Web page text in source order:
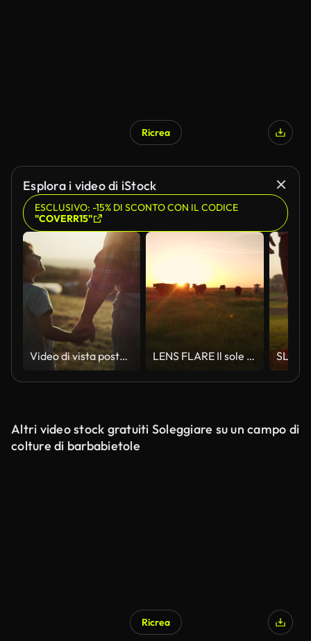
Generato da IA
Ricrea
Esplora i video di iStock
ESCLUSIVO: -15% DI SCONTO CON IL CODICE
"COVERR15"
Video di vista posteriore di nonno e nipote che camminano al tramonto. Girato con la fotocamera ad elio RED in 8K. LENS FLARE Il sole caldo della sera splende sulla mandria di mucche che pascolano nella campagna erbosa
Altri video stock gratuiti Soleggiare su un campo di
colture di barbabietole
Ricrea